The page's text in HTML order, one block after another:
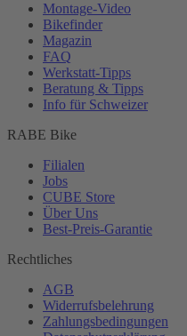
Montage-Video
Bikefinder
Magazin
FAQ
Werkstatt-Tipps
Beratung & Tipps
Info für Schweizer
RABE Bike
Filialen
Jobs
CUBE Store
Über Uns
Best-Preis-Garantie
Rechtliches
AGB
Widerrufsbelehrung
Zahlungsbedingungen